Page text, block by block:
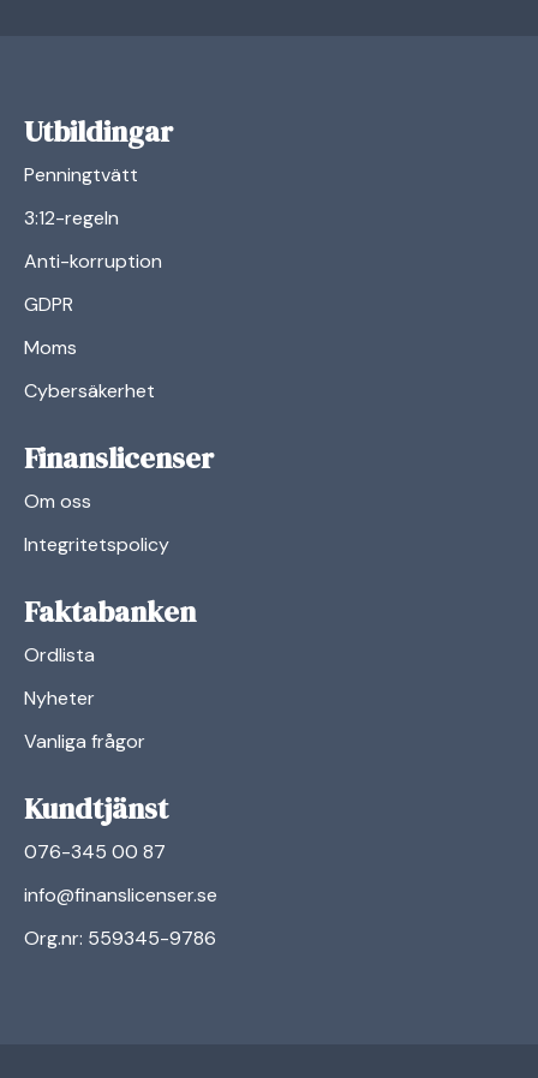
Utbildingar
Penningtvätt
3:12-regeln
Anti-korruption
GDPR
Moms
Cybersäkerhet
Finanslicenser
Om oss
Integritetspolicy
Faktabanken
Ordlista
Nyheter
Vanliga frågor
Kundtjänst
076-345 00 87
info@finanslicenser.se
Org.nr: 559345-9786